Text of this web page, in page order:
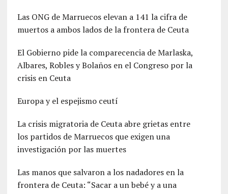
Las ONG de Marruecos elevan a 141 la cifra de
muertos a ambos lados de la frontera de Ceuta
El Gobierno pide la comparecencia de Marlaska,
Albares, Robles y Bolaños en el Congreso por la
crisis en Ceuta
Europa y el espejismo ceutí
La crisis migratoria de Ceuta abre grietas entre
los partidos de Marruecos que exigen una
investigación por las muertes
Las manos que salvaron a los nadadores en la
frontera de Ceuta: “Sacar a un bebé y a una